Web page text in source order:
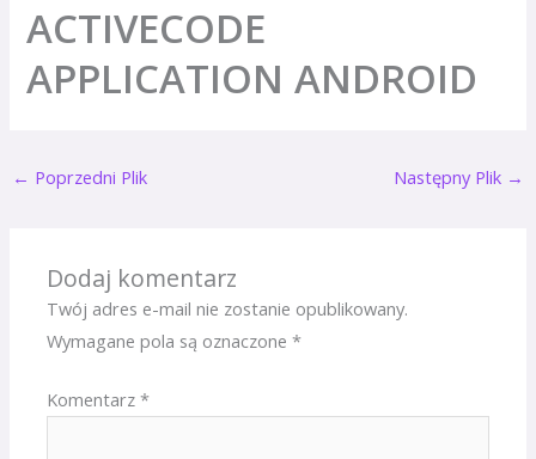
ACTIVECODE
APPLICATION ANDROID
← Poprzedni Plik Następny Plik →
Dodaj komentarz
Twój adres e-mail nie zostanie opublikowany.
Wymagane pola są oznaczone*
Komentarz*